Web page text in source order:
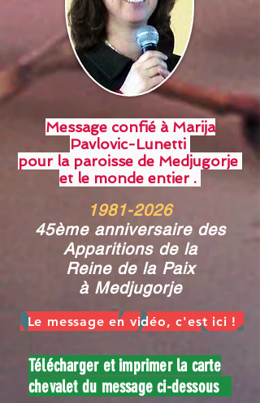
Message confié à Marija
Pavlovic-Lunetti
pour la paroisse de Medjugorje
et le monde entier .
1981-2026
45ème anniversaire des
Apparitions de la
Reine de la Paix
à Medjugorje
Le message en vidéo, c'est ici !
Télécharger et imprimer la carte
chevalet du message ci-dessous